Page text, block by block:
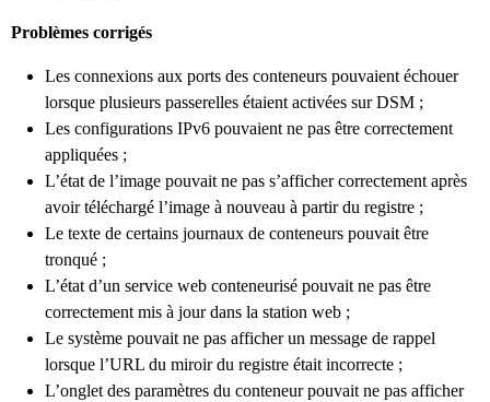
Problèmes corrigés
Les connexions aux ports des conteneurs pouvaient échouer
lorsque plusieurs passerelles étaient activées sur DSM ;
Les configurations IPv6 pouvaient ne pas être correctement
appliquées ;
L’état de l’image pouvait ne pas s’afficher correctement après
avoir téléchargé l’image à nouveau à partir du registre ;
Le texte de certains journaux de conteneurs pouvait être
tronqué ;
L’état d’un service web conteneurisé pouvait ne pas être
correctement mis à jour dans la station web ;
Le système pouvait ne pas afficher un message de rappel
lorsque l’URL du miroir du registre était incorrecte ;
L’onglet des paramètres du conteneur pouvait ne pas afficher